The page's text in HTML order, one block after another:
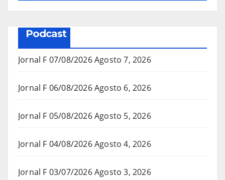
Podcast
Jornal F 07/08/2026Agosto 7, 2026
Jornal F 06/08/2026Agosto 6, 2026
Jornal F 05/08/2026Agosto 5, 2026
Jornal F 04/08/2026Agosto 4, 2026
Jornal F 03/07/2026Agosto 3, 2026